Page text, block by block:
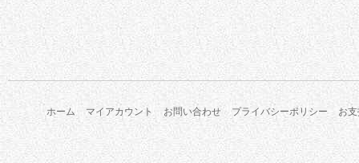
ホーム マイアカウント お問い合わせ プライバシーポリシー お